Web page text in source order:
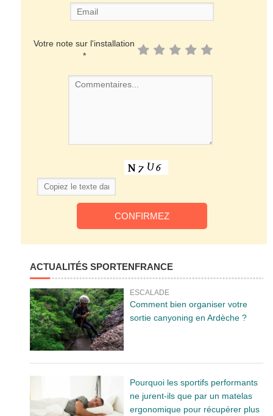
Votre note sur l'installation
*
ACTUALITÉS SPORTENFRANCE
ESCALADE
Comment bien organiser votre
sortie canyoning en Ardèche ?
Pourquoi les sportifs performants
ne jurent-ils que par un matelas
ergonomique pour récupérer plus